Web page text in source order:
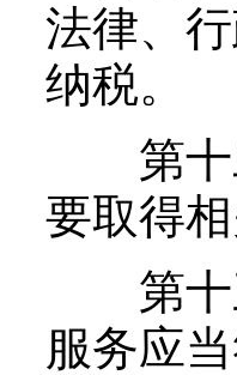
法律、
纳税。
第十
要取得
第十
服务应